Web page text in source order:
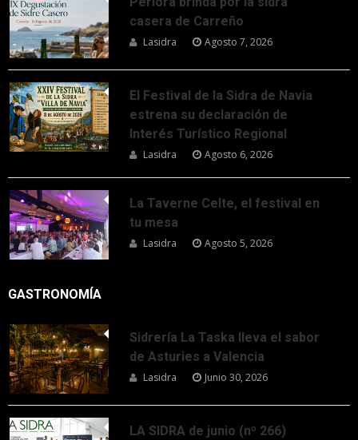
casera de Carreño
Lasidra Agosto 7, 2026
El Festival de la Sidra de Navia
estrena su declaración de
Interés Turístico Regional
Lasidra Agosto 6, 2026
La Taverne Celte, el festival en
tu mesa
Lasidra Agosto 5, 2026
GASTRONOMÍA
Sidrería La Taska lleva el sabor
de Asturies a Valencia
Lasidra Junio 30, 2026
LA SIDRA de junio (nº 266)